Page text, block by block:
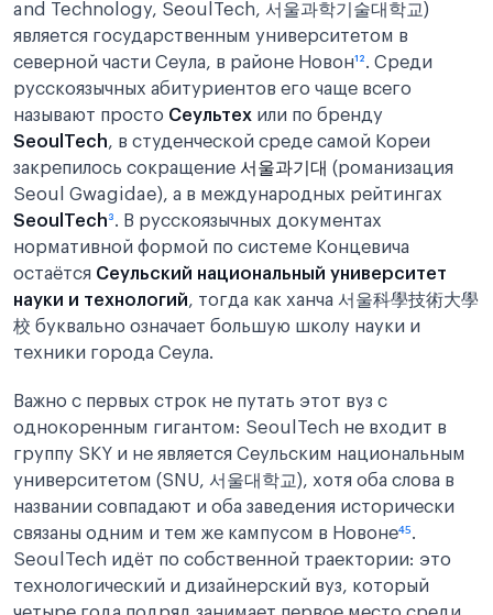
and Technology, SeoulTech, 서울과학기술대학교)
является государственным университетом в
северной части Сеула, в районе Новон¹². Среди
русскоязычных абитуриентов его чаще всего
называют просто Сеультех или по бренду
SeoulTech, в студенческой среде самой Кореи
закрепилось сокращение 서울과기대 (романизация
Seoul Gwagidae), а в международных рейтингах
SeoulTech³. В русскоязычных документах
нормативной формой по системе Концевича
остаётся Сеульский национальный университет
науки и технологий, тогда как ханча 서울科學技術大學
校 буквально означает большую школу науки и
техники города Сеула.
Важно с первых строк не путать этот вуз с
однокоренным гигантом: SeoulTech не входит в
группу SKY и не является Сеульским национальным
университетом (SNU, 서울대학교), хотя оба слова в
названии совпадают и оба заведения исторически
связаны одним и тем же кампусом в Новоне⁴⁵.
SeoulTech идёт по собственной траектории: это
технологический и дизайнерский вуз, который